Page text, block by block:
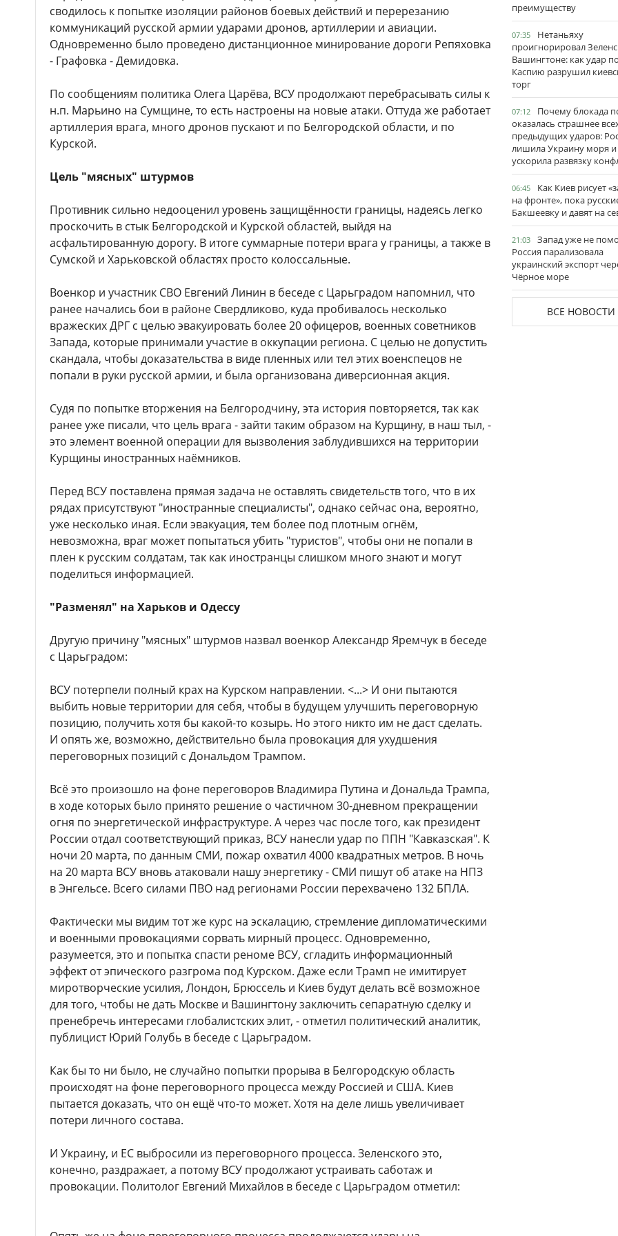
сводилось к попытке изоляции районов боевых действий и перерезанию
коммуникаций русской армии ударами дронов, артиллерии и авиации.
Одновременно было проведено дистанционное минирование дороги Репяховка
- Графовка - Демидовка.
По сообщениям политика Олега Царёва, ВСУ продолжают перебрасывать силы к
н.п. Марьино на Сумщине, то есть настроены на новые атаки. Оттуда же работает
артиллерия врага, много дронов пускают и по Белгородской области, и по
Курской.
Цель "мясных" штурмов
Противник сильно недооценил уровень защищённости границы, надеясь легко
проскочить в стык Белгородской и Курской областей, выйдя на
асфальтированную дорогу. В итоге суммарные потери врага у границы, а также в
Сумской и Харьковской областях просто колоссальные.
Военкор и участник СВО Евгений Линин в беседе с Царьградом напомнил, что
ранее начались бои в районе Свердликово, куда пробивалось несколько
вражеских ДРГ с целью эвакуировать более 20 офицеров, военных советников
Запада, которые принимали участие в оккупации региона. С целью не допустить
скандала, чтобы доказательства в виде пленных или тел этих военспецов не
попали в руки русской армии, и была организована диверсионная акция.
Судя по попытке вторжения на Белгородчину, эта история повторяется, так как
ранее уже писали, что цель врага - зайти таким образом на Курщину, в наш тыл, -
это элемент военной операции для вызволения заблудившихся на территории
Курщины иностранных наёмников.
Перед ВСУ поставлена прямая задача не оставлять свидетельств того, что в их
рядах присутствуют "иностранные специалисты", однако сейчас она, вероятно,
уже несколько иная. Если эвакуация, тем более под плотным огнём,
невозможна, враг может попытаться убить "туристов", чтобы они не попали в
плен к русским солдатам, так как иностранцы слишком много знают и могут
поделиться информацией.
"Разменял" на Харьков и Одессу
Другую причину "мясных" штурмов назвал военкор Александр Яремчук в беседе
с Царьградом:
ВСУ потерпели полный крах на Курском направлении. <...> И они пытаются
выбить новые территории для себя, чтобы в будущем улучшить переговорную
позицию, получить хотя бы какой-то козырь. Но этого никто им не даст сделать.
И опять же, возможно, действительно была провокация для ухудшения
переговорных позиций с Дональдом Трампом.
Всё это произошло на фоне переговоров Владимира Путина и Дональда Трампа,
в ходе которых было принято решение о частичном 30-дневном прекращении
огня по энергетической инфраструктуре. А через час после того, как президент
России отдал соответствующий приказ, ВСУ нанесли удар по ППН "Кавказская". К
ночи 20 марта, по данным СМИ, пожар охватил 4000 квадратных метров. В ночь
на 20 марта ВСУ вновь атаковали нашу энергетику - СМИ пишут об атаке на НПЗ
в Энгельсе. Всего силами ПВО над регионами России перехвачено 132 БПЛА.
Фактически мы видим тот же курс на эскалацию, стремление дипломатическими
и военными провокациями сорвать мирный процесс. Одновременно,
разумеется, это и попытка спасти реноме ВСУ, сгладить информационный
эффект от эпического разгрома под Курском. Даже если Трамп не имитирует
миротворческие усилия, Лондон, Брюссель и Киев будут делать всё возможное
для того, чтобы не дать Москве и Вашингтону заключить сепаратную сделку и
пренебречь интересами глобалистских элит, - отметил политический аналитик,
публицист Юрий Голубь в беседе с Царьградом.
Как бы то ни было, не случайно попытки прорыва в Белгородскую область
происходят на фоне переговорного процесса между Россией и США. Киев
пытается доказать, что он ещё что-то может. Хотя на деле лишь увеличивает
потери личного состава.
И Украину, и ЕС выбросили из переговорного процесса. Зеленского это,
конечно, раздражает, а потому ВСУ продолжают устраивать саботаж и
провокации. Политолог Евгений Михайлов в беседе с Царьградом отметил:
преимуществу
07:35
Нетаньяху
проигнорировал
Вашингтоне: как удар
Каспию разрушил
торг
07:12
Почему блокада
оказалась страшнее
предыдущих ударов:
лишила Украину моря и
ускорила развязку
06:45
Как Киев рисует
на фронте», пока
Бакшеевку и давят на
21:03
Запад уже не
Россия парализовала
украинский экспорт
Чёрное море
ВСЕ НОВОСТИ